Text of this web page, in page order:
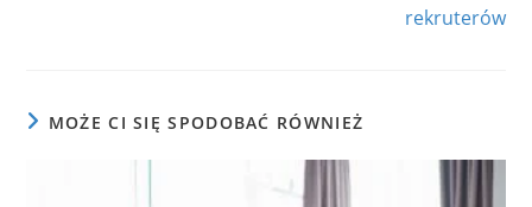
rekruterów
MOŻE CI SIĘ SPODOBAĆ RÓWNIEŻ